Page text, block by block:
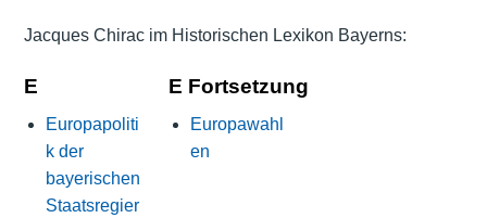
Jacques Chirac im Historischen Lexikon Bayerns:
E
Europapoliti
k der
bayerischen
Staatsregier
E Fortsetzung
Europawahl
en